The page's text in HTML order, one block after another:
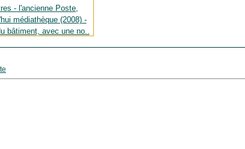
- l'ancienne Poste,
médiathèque (2008) -
bâtiment, avec une no..
: Archives personnelles